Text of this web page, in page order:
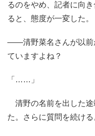
るのをやめ、記者に向
ると、態度が一変した。
――清野菜名さんが以前
ていますよね？
「……」
清野の名前を出した途
た。さらに質問を続ける